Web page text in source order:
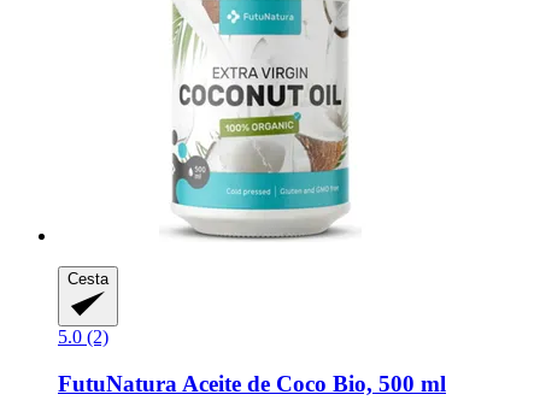
Cesta
5.0 (2)
FutuNatura Aceite de Coco Bio, 500 ml